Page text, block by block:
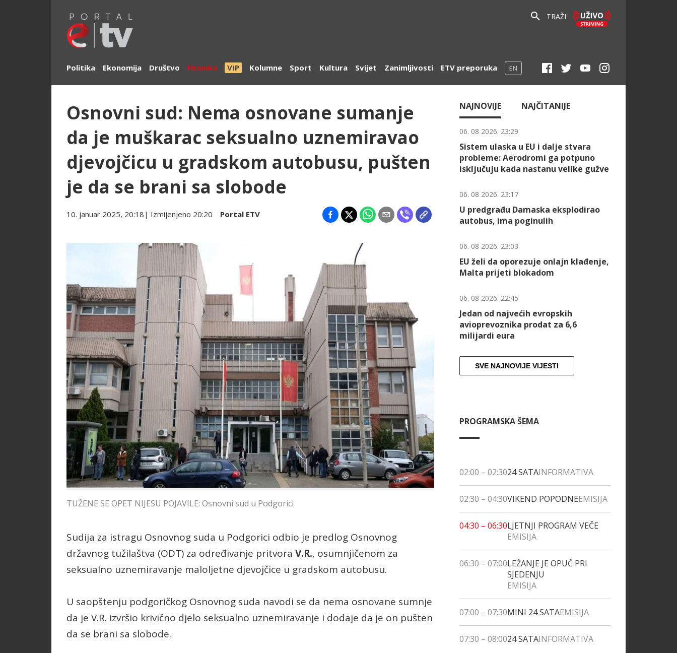
TRAŽI
Politika Ekonomija Društvo Hronika VIP Kolumne Sport Kultura Svijet Zanimljivosti ETV preporuka EN
Osnovni sud: Nema osnovane sumanje
da je muškarac seksualno uznemiravao
djevojčicu u gradskom autobusu, pušten
je da se brani sa slobode
10. januar 2025, 20:18 | Izmijenjeno 20:20 Portal ETV
TUŽENE SE OPET NIJESU POJAVILE: Osnovni sud u Podgorici
Sudija za istragu Osnovnog suda u Podgorici odbio je predlog Osnovnog
državnog tužilaštva (ODT) za određivanje pritvora V.R., osumnjičenom za
seksualno uznemiravanje maloljetne djevojčice u gradskom autobusu.
U saopštenju podgoričkog Osnovnog suda navodi se da nema osnovane sumnje
da je V.R. izvršio krivično djelo seksualno uznemiravanje i dodaje da je on pušten
da se brani sa slobode.
NAJNOVIJE NAJČITANIJE
06. 08 2026. 23:29
Sistem ulaska u EU i dalje stvara
probleme: Aerodromi ga potpuno
isključuju kada nastanu velike gužve
06. 08 2026. 23:17
U predgrađu Damaska eksplodirao
autobus, ima poginulih
06. 08 2026. 23:03
EU želi da oporezuje onlajn klađenje,
Malta prijeti blokadom
06. 08 2026. 22:45
Jedan od najvećih evropskih
avioprevoznika prodat za 6,6
milijardi eura
SVE NAJNOVIJE VIJESTI
PROGRAMSKA ŠEMA
02:00 – 02:3024 SATAINFORMATIVA
02:30 – 04:30VIKEND POPODNEEMISIJA
04:30 – 06:30LJETNJI PROGRAM VEČE
EMISIJA
06:30 – 07:00LEŽANJE JE OPUČ PRI
SJEDENJU
EMISIJA
07:00 – 07:30MINI 24 SATAEMISIJA
07:30 – 08:0024 SATAINFORMATIVA